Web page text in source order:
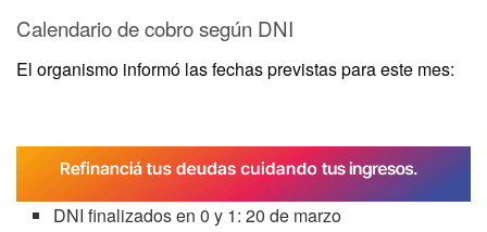
Calendario de cobro según DNI
El organismo informó las fechas previstas para este mes:
DNI finalizados en 0 y 1: 20 de marzo